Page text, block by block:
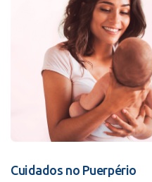
Cuidados no Puerpério